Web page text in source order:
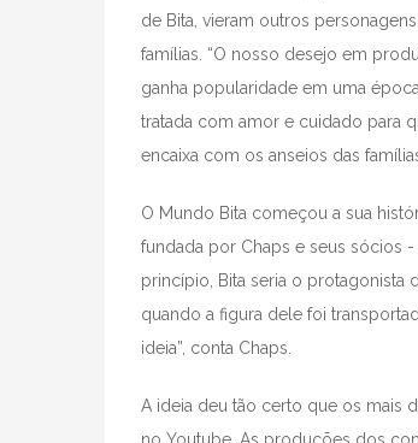
de Bita, vieram outros
famílias. “O nosso desejo em
ganha popularidade em uma
tratada com amor e cuidado para
encaixa com os anseios das
O Mundo Bita começou a sua
fundada por Chaps e seus sócios
princípio, Bita seria o protagonista
quando a figura dele foi
ideia”, conta Chaps.
A ideia deu tão certo que os mais